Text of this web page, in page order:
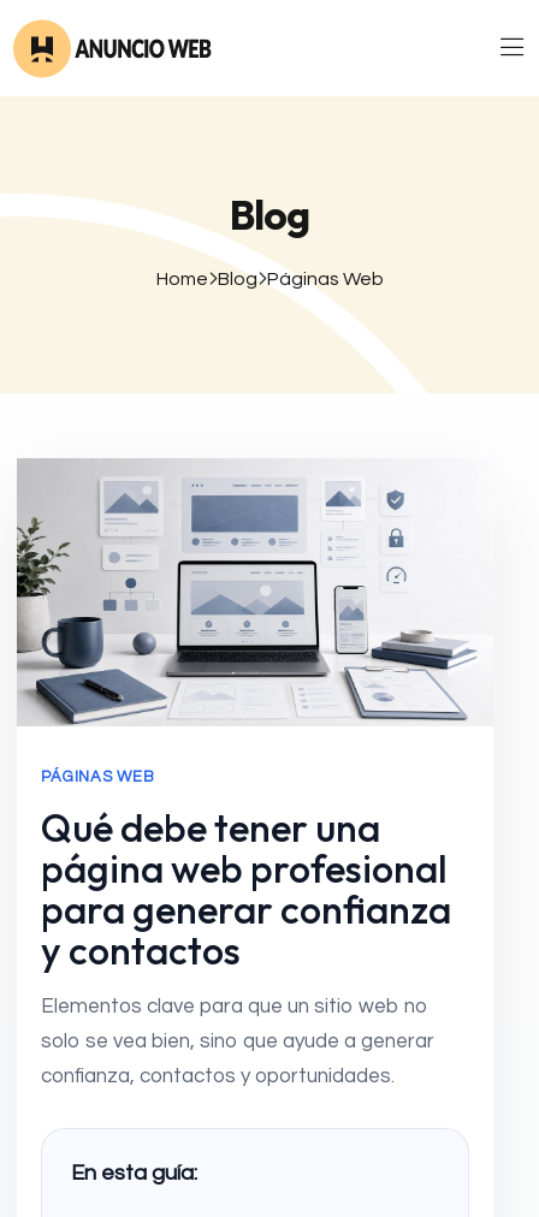
Blog
Home Blog Páginas Web
PÁGINAS WEB
Qué debe tener una
página web profesional
para generar confianza
y contactos
Elementos clave para que un sitio web no
solo se vea bien, sino que ayude a generar
confianza, contactos y oportunidades.
En esta guía: